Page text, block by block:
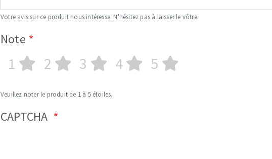
Votre avis sur ce produit nous intéresse. N'hésitez pas à laisser le vôtre.
Note
1 2 3 4 5
Veuillez noter le produit de 1 à 5 étoiles.
CAPTCHA